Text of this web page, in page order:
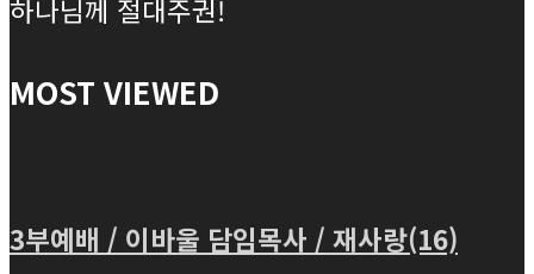
하나님께 절대주권!
MOST VIEWED
3부예배 / 이바울 담임목사 / 재사랑(16)